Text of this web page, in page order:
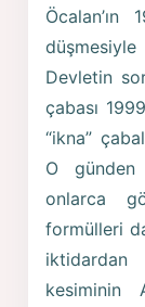
Devletin
çabası
“ikna”
O günden
onlarca
formülleri
iktidardan
kesiminin